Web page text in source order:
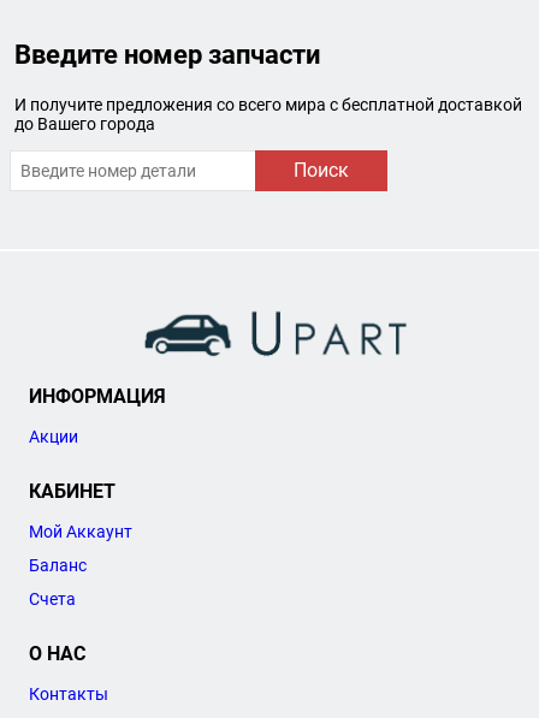
Введите номер запчасти
И получите предложения со всего мира с бесплатной доставкой
до Вашего города
Поиск
ИНФОРМАЦИЯ
Акции
КАБИНЕТ
Мой Аккаунт
Баланс
Счета
О НАС
Контакты